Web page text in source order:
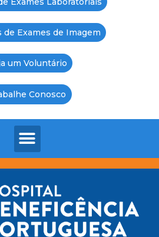
de Exames de Imagem
um Voluntário
Conosco